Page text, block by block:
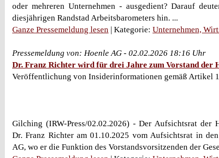
oder mehreren Unternehmen - ausgedient? Darauf
diesjährigen Randstad Arbeitsbarometers hin. ...
Ganze Pressemeldung lesen | Kategorie: Unternehmen,
Pressemeldung von: Hoenle AG - 02.02.2026 18:16 Uhr
Dr. Franz Richter wird für drei Jahre zum Vorstand der
Veröffentlichung von Insiderinformationen gemäß Artikel
Gilching (IRW-Press/02.02.2026) - Der Aufsichtsrat der
Dr. Franz Richter am 01.10.2025 vom Aufsichtsrat in
AG, wo er die Funktion des Vorstandsvorsitzenden der